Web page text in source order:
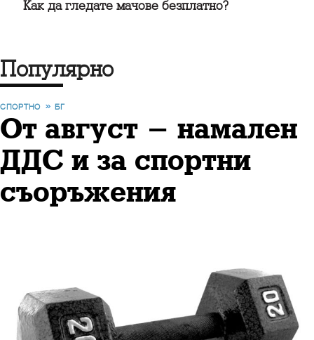
Как да гледате мачове безплатно?
Популярно
СПОРТНО БГ
От август - намален
ДДС и за спортни
съоръжения